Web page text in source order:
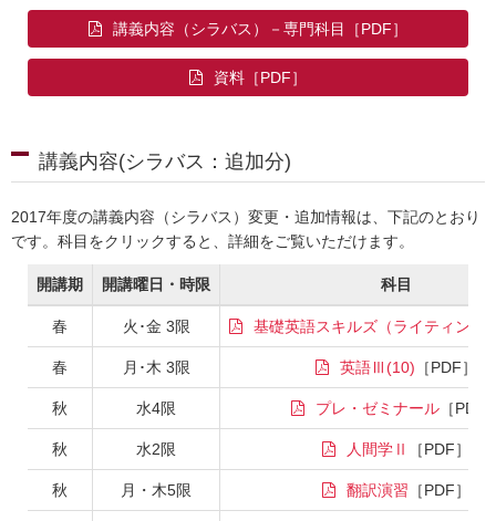
講義内容（シラバス）－専門科目
資料
講義内容(シラバス：追加分)
2017年度の講義内容（シラバス）変更・追加情報は、下記のとおり
です。科目をクリックすると、詳細をご覧いただけます。
開講期 開講曜日・時限 科目
春 火･金 3限 基礎英語スキルズ（ライティング
春 月･木 3限 英語Ⅲ(10)
秋 水4限 プレ・ゼミナール
秋 水2限 人間学Ⅱ
秋 月・木5限 翻訳演習